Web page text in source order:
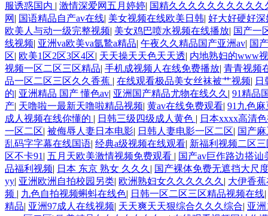
服诱惑国内 | 激情深爱网五月婷婷| 国精久久久久久久久久久久
网 | 国语精品自产av在线| 美女视频在线欧美日韩| 好大好硬好
欧美人与动一级完整视频| 美女鸡巴喷水视频在线播放| 国产一
线视频| 亚洲va欧美va氩鷙a精品| 午夜久久精品国产亚洲av| 国
区| 欧美1区2区3区4区| 天天操天天色天天透| 内地熟妇的www
视频一区二区三区精品| 手机成视频人在线免费播放| 青青视频
品一区二区三区久久香蕉 | 在线观看极品美女丝袜被艹视频| 日
的| 亚洲精品 国产 懂色av| 亚洲国产精品尤物在线久久 | 91精品
产| 天噜啦一最新天噜啦精品视频| 黄av在线免费观看| 91九色
成人视频在线你懂的 | 日韩三级四级成人黄色 | 日本xxxx高清
一区二区| 被侮辱人妻日本电影| 日韩人妻电影一区二区| 国产
乱码字字幕在线国语| 经典a级视频在线观看| 新福利视频二区三
区不卡91 | 五月天欧美激情视频免费观看 | 国产av巨作路边搭讪
品福利视频| 日本 东京 熟女 久久久 | 国产裸体免费无遮挡大尺
yy| 亚洲欧洲自拍校园另类| 欧洲熟妇女久久久久久久 | 大伊香
频 | 九色自拍视频蝌蚪在线色| 日韩一区二区三区精品视频在线|
精品| 亚洲97成人在线视频| 天天爽天天狠综合久久久综合| 亚